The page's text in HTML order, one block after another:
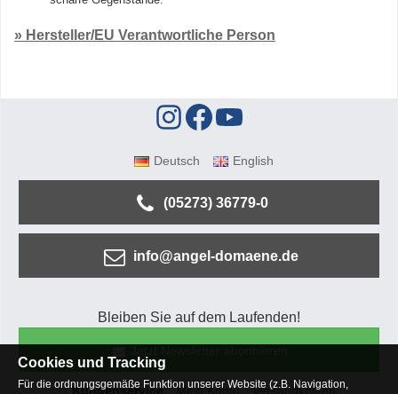
» Hersteller/EU Verantwortliche Person
Deutsch English
(05273) 36779-0
info@angel-domaene.de
Bleiben Sie auf dem Laufenden!
Kundenservice Mein Konto Versandkosten
Cookies und Tracking
Für die ordnungsgemäße Funktion unserer Website (z.B. Navigation,